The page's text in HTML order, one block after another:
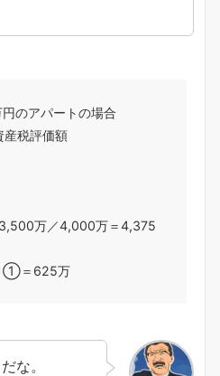
のアパートの場合
産税評価額
万／4,000万＝4,375
①＝625万
な。